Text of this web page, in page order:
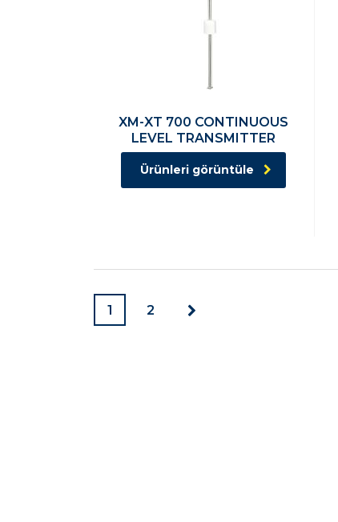
XM-XT 700 CONTINUOUS
LEVEL TRANSMITTER
Ürünleri görüntüle
1 2